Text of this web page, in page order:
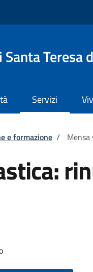
Santa Teresa
Servizi
e formazione /